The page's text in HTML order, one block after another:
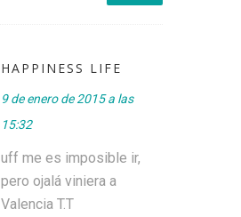
HAPPINESS LIFE
9 de enero de 2015 a las
15:32
uff me es imposible ir,
pero ojalá viniera a
Valencia T.T